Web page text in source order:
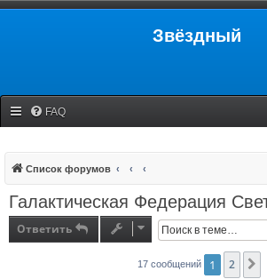
Звёздный
FAQ
Список форумов
Галактическая Федерация
Ответить
17 сообщений 1 2